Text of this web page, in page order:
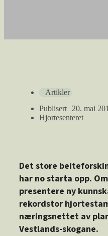
Artikler
Publisert
20. mai
Hjortesenteret
Det store
har no starta opp.
presentere ny
rekordstor
næringsnettet av
Vestlands-skogane.